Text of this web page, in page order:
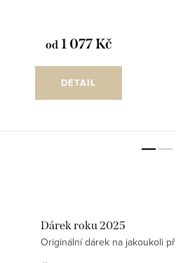
od1 077 Kč
DETAIL
Dárek roku 2025
Originální dárek na jakoukoli